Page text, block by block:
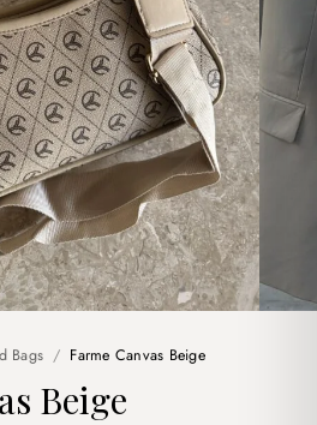
Bags / Farme Canvas Beige
Beige